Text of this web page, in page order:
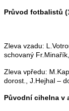
Průvod fotbalistů
Zleva vzadu:
schovaný Fr.Minařík,
Zleva vpředu:
dorost., J.Hejhal –
Původní cihelna v